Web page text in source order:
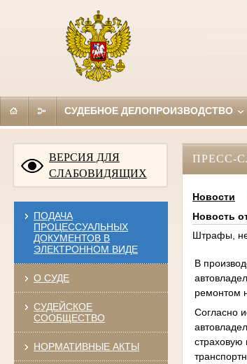
СУДЕБНОЕ ДЕЛОПРОИЗВОДСТВО
ВЕРСИЯ ДЛЯ
СЛАБОВИДЯЩИХ
ПОДАЧА
ПРОЦЕССУАЛЬНЫХ
ДОКУМЕНТОВ В
ЭЛЕКТРОННОМ ВИДЕ
О СУДЕ
СУДЕЙСКОЕ
СООБЩЕСТВО
НОРМАТИВНЫЕ АКТЫ
ПРЕСС-
Новости
Новость
Штрафы,
В
ремонтом
Согласно